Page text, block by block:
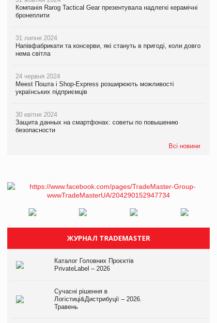
Компанія Rarog Tactical Gear презентувала надлегкі керамічні
бронеплити
31 липня 2024
Напівфабрикати та консерви, які стануть в пригоді, коли довго
нема світла
24 червня 2024
Meest Пошта і Shop-Express розширюють можливості
українських підприємців
30 квітня 2024
Защита данных на смартфонах: советы по повышению
безопасности
Всі новини
ЖУРНАЛ TRADEMASTER
Каталог Головних Проєктів
PrivateLabel – 2026
Сучасні рішення в
Логістиці&Дистрибуції – 2026.
Травень